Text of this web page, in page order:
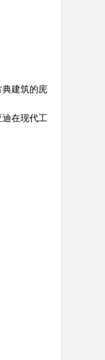
典建筑的庑
在现代工